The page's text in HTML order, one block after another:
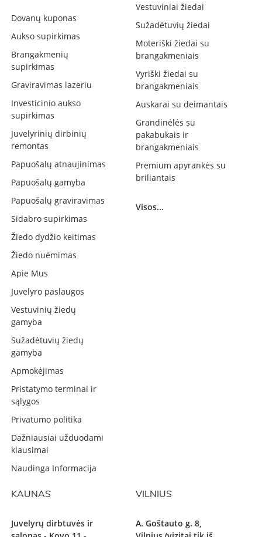
Dovanų kuponas
Aukso supirkimas
Brangakmenių
supirkimas
Graviravimas lazeriu
Investicinio aukso
supirkimas
Juvelyrinių dirbinių
remontas
Papuošalų atnaujinimas
Papuošalų gamyba
Papuošalų graviravimas
Sidabro supirkimas
Žiedo dydžio keitimas
Žiedo nuėmimas
Apie Mus
Juvelyro paslaugos
Vestuvinių žiedų
gamyba
Sužadėtuvių žiedų
gamyba
Apmokėjimas
Pristatymo terminai ir
sąlygos
Privatumo politika
Dažniausiai užduodami
klausimai
Naudinga Informacija
Vestuviniai žiedai
Sužadėtuvių žiedai
Moteriški žiedai su
brangakmeniais
Vyriški žiedai su
brangakmeniais
Auskarai su deimantais
Grandinėlės su
pakabukais ir
brangakmeniais
Premium apyrankės su
briliantais
Visos...
KAUNAS
Juvelyrų dirbtuvės ir
VILNIUS
A. Goštauto g. 8,